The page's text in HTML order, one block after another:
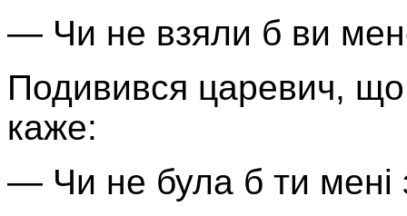
— Чи не взяли б ви
Подивився царевич,
каже:
— Чи не була б ти мені